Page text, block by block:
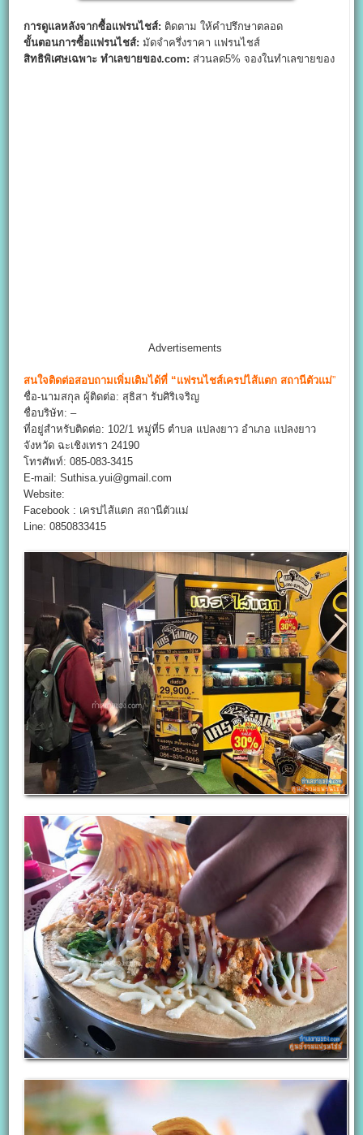
การดูแลหลังจากซื้อแฟรนไชส์: ติดตาม ให้คำปรึกษาตลอด
ขั้นตอนการซื้อแฟรนไชส์: มัดจำครึ่งราคา แฟรนไชส์
สิทธิพิเศษเฉพาะ ทำเลขายของ.com: ส่วนลด5% จองในทำเลขายของ
Advertisements
สนใจติดต่อสอบถามเพิ่มเติมได้ที่ “แฟรนไชส์เครปไส้แตก สถานีตัวแม่”
ชื่อ-นามสกุล ผู้ติดต่อ: สุธิสา รับศิริเจริญ
ชื่อบริษัท: –
ที่อยู่สำหรับติดต่อ: 102/1 หมู่ที่5 ตำบล แปลงยาว อำเภอ แปลงยาว
จังหวัด ฉะเชิงเทรา 24190
โทรศัพท์: 085-083-3415
E-mail: Suthisa.yui@gmail.com
Website:
Facebook : เครปไส้แตก สถานีตัวแม่
Line: 0850833415